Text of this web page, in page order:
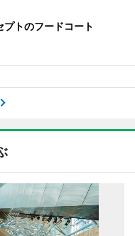
トのフードコート